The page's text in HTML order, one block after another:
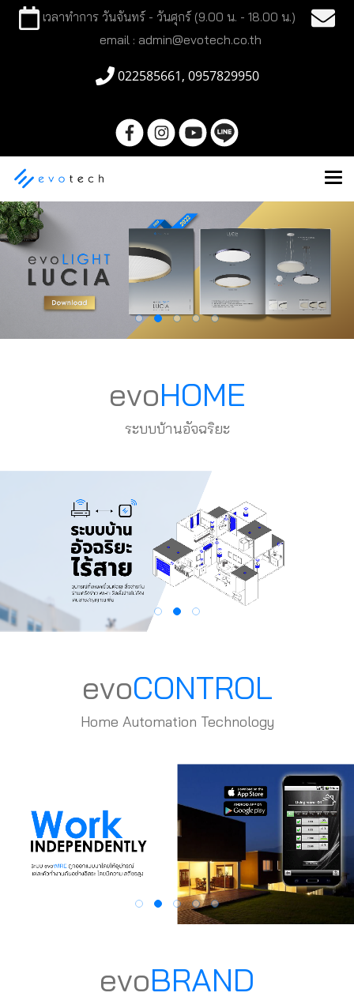
เวลาทำการ วันจันทร์ - วันศุกร์ (9.00 น. - 18.00 น.)
email : admin@evotech.co.th
022585661, 0957829950
evoHOME
ระบบบ้านอัจฉริยะ
evoCONTROL
Home Automation Technology
evoBRAND